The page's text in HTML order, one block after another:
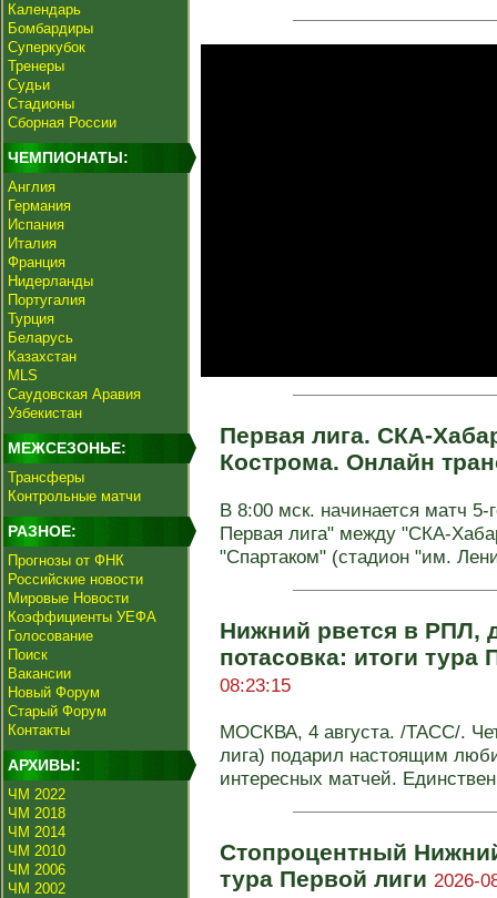
Календарь
Бомбардиры
Суперкубок
Тренеры
Судьи
Стадионы
Сборная России
ЧЕМПИОНАТЫ:
Англия
Германия
Испания
Италия
Франция
Нидерланды
Португалия
Турция
Беларусь
Казахстан
MLS
Саудовская Аравия
Узбекистан
МЕЖСЕЗОНЬЕ:
Трансферы
Контрольные матчи
РАЗНОЕ:
Прогнозы от ФНК
Российские новости
Мировые Новости
Коэффициенты УЕФА
Голосование
Поиск
Вакансии
Новый Форум
Старый Форум
Контакты
АРХИВЫ:
ЧМ 2022
ЧМ 2018
ЧМ 2014
ЧМ 2010
ЧМ 2006
ЧМ 2002
Первая лига. СКА-
Кострома. Онлайн
В 8:00 мск. начинается матч 5-
Первая лига" между "СКА-
"Спартаком" (стадион "им.
Нижний рвется в РПЛ,
потасовка: итоги тура
08:23:15
МОСКВА, 4 августа. /ТАСС/.
лига) подарил настоящим
интересных матчей.
Стопроцентный
тура Первой лиги 2026-